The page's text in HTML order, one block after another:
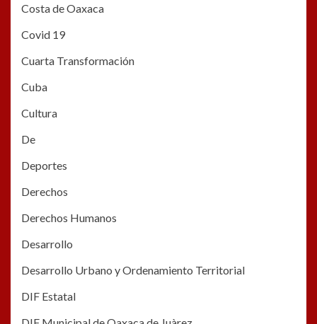
Costa de Oaxaca
Covid 19
Cuarta Transformación
Cuba
Cultura
De
Deportes
Derechos
Derechos Humanos
Desarrollo
Desarrollo Urbano y Ordenamiento Territorial
DIF Estatal